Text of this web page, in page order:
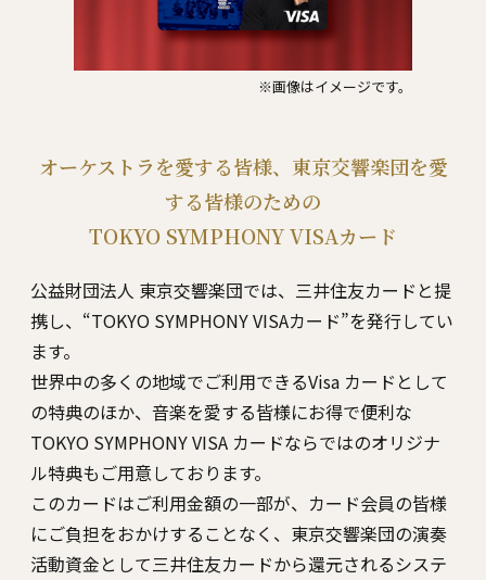
※画像はイメージです。
オーケストラを愛する皆様、東京交響楽団を愛
する皆様のための
TOKYO SYMPHONY VISAカード
公益財団法⼈ 東京交響楽団では、三井住友カードと提
携し、“TOKYO SYMPHONY VISAカード”を発⾏してい
ます。
世界中の多くの地域でご利⽤できるVisa カードとして
の特典のほか、⾳楽を愛する皆様にお得で便利な
TOKYO SYMPHONY VISA カードならではのオリジナ
ル特典もご⽤意しております。
このカードはご利⽤⾦額の⼀部が、カード会員の皆様
にご負担をおかけすることなく、東京交響楽団の演奏
活動資⾦として三井住友カードから還元されるシステ